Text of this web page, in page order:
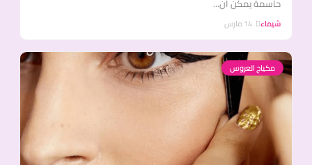
حاسمة يمكن أن...
شيماء
مكياج العروس